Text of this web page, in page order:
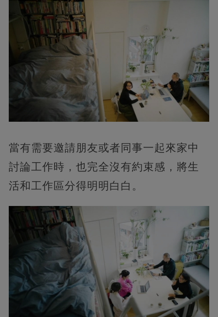
當有需要邀請朋友或者同事一起來家中
討論工作時，也完全沒有約束感，將生
活和工作區分得明明白白。